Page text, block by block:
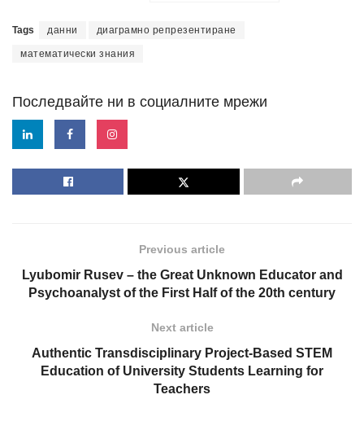
Tags данни диаграмно репрезентиране
математически знания
Последвайте ни в социалните мрежи
Previous article
Lyubomir Rusev – the Great Unknown Educator and
Psychoanalyst of the First Half of the 20th century
Next article
Authentic Transdisciplinary Project-Based STEM
Education of University Students Learning for
Teachers